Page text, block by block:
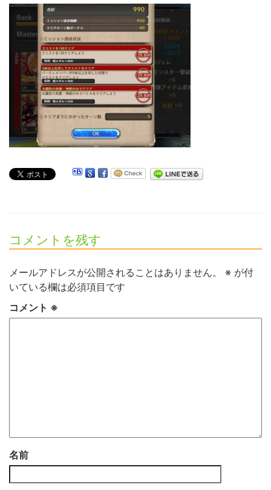
コメントを残す
メールアドレスが公開されることはありません。 ※ が付
いている欄は必須項目です
コメント ※
名前